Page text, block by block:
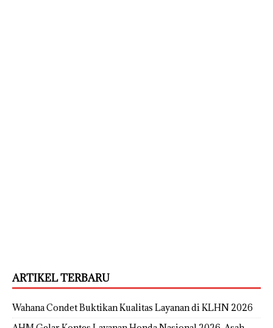
ARTIKEL TERBARU
Wahana Condet Buktikan Kualitas Layanan di KLHN 2026